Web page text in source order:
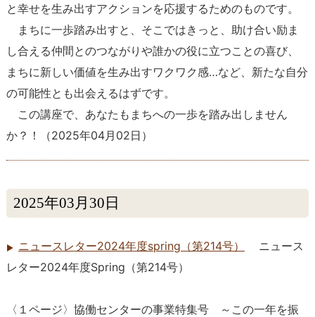
と幸せを生み出すアクションを応援するためのものです。
まちに一歩踏み出すと、そこではきっと、助け合い励ま
し合える仲間とのつながりや誰かの役に立つことの喜び、
まちに新しい価値を生み出すワクワク感…など、新たな自分
の可能性とも出会えるはずです。
この講座で、あなたもまちへの一歩を踏み出しません
か？！
（2025年04月02日 ）
2025年03月30日
ニュースレター2024年度spring（第214号）
ニュース
レター2024年度Spring（第214号）
〈１ページ〉協働センターの事業特集号 ～この一年を振